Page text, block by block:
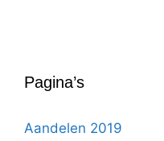
Pagina’s
Aandelen 2019